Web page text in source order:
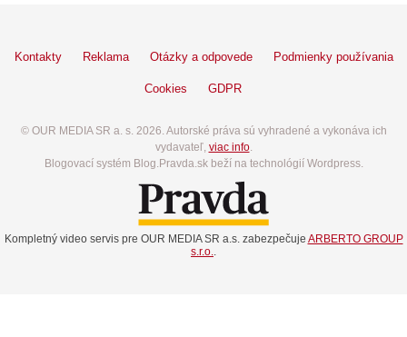
Kontakty Reklama Otázky a odpovede Podmienky používania
Cookies GDPR
© OUR MEDIA SR a. s. 2026. Autorské práva sú vyhradené a vykonáva ich
vydavateľ, viac info.
Blogovací systém Blog.Pravda.sk beží na technológií Wordpress.
Kompletný video servis pre OUR MEDIA SR a.s. zabezpečuje ARBERTO GROUP
s.r.o.